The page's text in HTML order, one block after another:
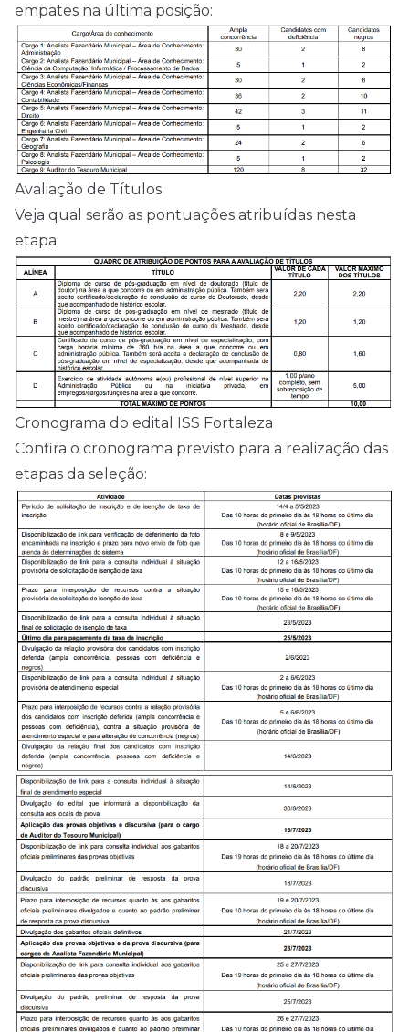
empates na última posição:
Avaliação de Títulos
Veja qual serão as pontuações atribuídas nesta
etapa:
Cronograma do edital ISS Fortaleza
Confira o cronograma previsto para a realização das
etapas da seleção: